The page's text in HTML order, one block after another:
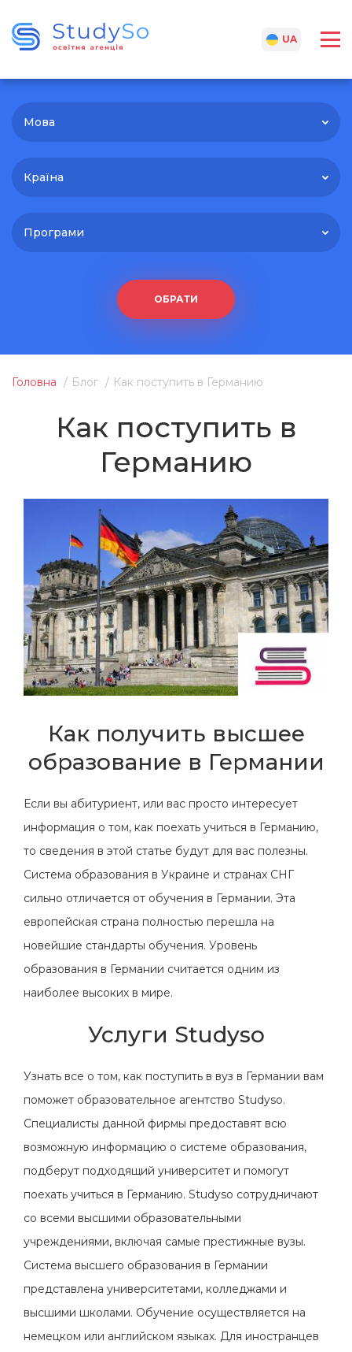
UA
Мова
Країна
Програми
ОБРАТИ
Головна Блог Как поступить в Германию
Как поступить в
Германию
Как получить высшее
образование в Германии
Если вы абитуриент, или вас просто интересует
информация о том, как поехать учиться в Германию,
то сведения в этой статье будут для вас полезны.
Система образования в Украине и странах СНГ
сильно отличается от обучения в Германии. Эта
европейская страна полностью перешла на
новейшие стандарты обучения. Уровень
образования в Германии считается одним из
наиболее высоких в мире.
Услуги Studyso
Узнать все о том, как поступить в вуз в Германии вам
поможет образовательное агентство Studyso.
Специалисты данной фирмы предоставят всю
возможную информацию о системе образования,
подберут подходящий университет и помогут
поехать учиться в Германию. Studyso сотрудничают
со всеми высшими образовательными
учреждениями, включая самые престижные вузы.
Система высшего образования в Германии
представлена университетами, колледжами и
высшими школами. Обучение осуществляется на
немецком или английском языках. Для иностранцев